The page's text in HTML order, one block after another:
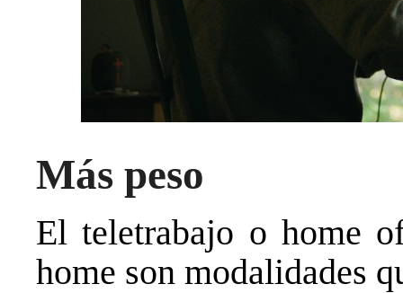
Más peso
El teletrabajo o home
home son modalidades